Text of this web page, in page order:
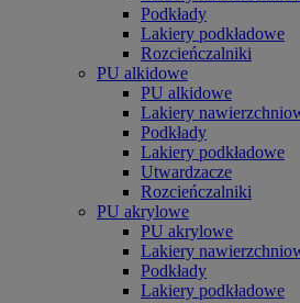
Podkłady
Lakiery podkładowe
Rozcieńczalniki
PU alkidowe
PU alkidowe
Lakiery
Podkłady
Lakiery podkładowe
Utwardzacze
Rozcieńczalniki
PU akrylowe
PU akrylowe
Lakiery
Podkłady
Lakiery podkładowe